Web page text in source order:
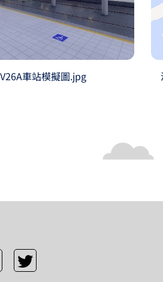
車站模擬圖.jpg